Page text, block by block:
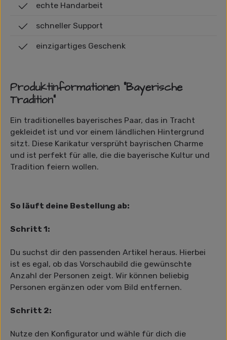
echte Handarbeit
schneller Support
einzigartiges Geschenk
Produktinformationen "Bayerische
Tradition"
Ein traditionelles bayerisches Paar, das in Tracht
gekleidet ist und vor einem ländlichen Hintergrund
sitzt. Diese Karikatur versprüht bayrischen Charme
und ist perfekt für alle, die die bayerische Kultur und
Tradition feiern wollen.
So läuft deine Bestellung ab:
Schritt 1:
Du suchst dir den passenden Artikel heraus. Hierbei
ist es egal, ob das Vorschaubild die gewünschte
Anzahl der Personen zeigt. Wir können beliebig
Personen ergänzen oder vom Bild entfernen.
Schritt 2:
Nutze den Konfigurator und wähle für dich die